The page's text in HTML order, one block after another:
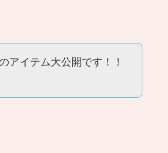
アイテム大公開です！！